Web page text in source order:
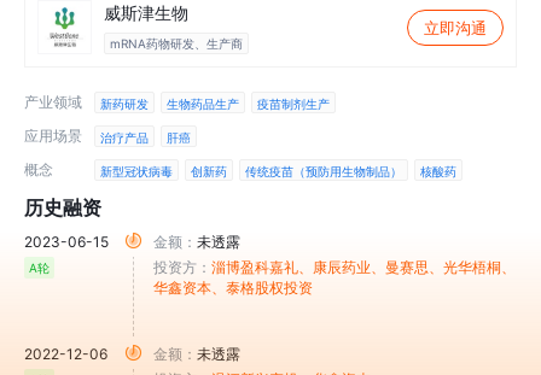
威斯津生物
mRNA药物研发、生产商
立即沟通
产业领域 新药研发 生物药品生产 疫苗制剂生产
应用场景 治疗产品 肝癌
概念 新型冠状病毒 创新药 传统疫苗（预防用生物制品） 核酸药
历史融资
2023-06-15
A轮
金额： 未透露
投资方： 淄博盈科嘉礼、康辰药业、曼赛思、光华梧桐、
华鑫资本、泰格股权投资
2022-12-06 金额： 未透露